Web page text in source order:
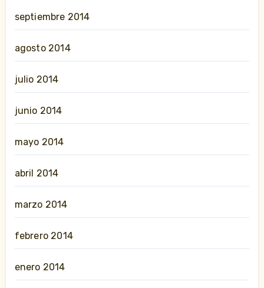
septiembre 2014
agosto 2014
julio 2014
junio 2014
mayo 2014
abril 2014
marzo 2014
febrero 2014
enero 2014